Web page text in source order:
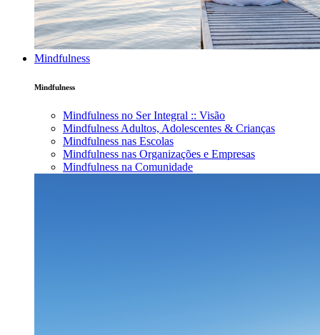
Mindfulness
Mindfulness
Mindfulness no Ser Integral :: Visão
Mindfulness Adultos, Adolescentes & Crianças
Mindfulness nas Escolas
Mindfulness nas Organizações e Empresas
Mindfulness na Comunidade